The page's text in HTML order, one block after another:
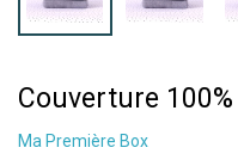
Couverture
Ma Première Box